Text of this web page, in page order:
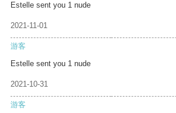
Estelle sent you 1 nude
2021-11-01
游客
Estelle sent you 1 nude
2021-10-31
游客